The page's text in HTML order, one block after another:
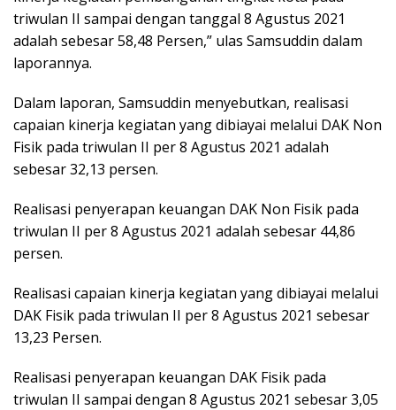
triwulan II sampai dengan tanggal 8 Agustus 2021
adalah sebesar 58,48 Persen,” ulas Samsuddin dalam
laporannya.
Dalam laporan, Samsuddin menyebutkan, realisasi
capaian kinerja kegiatan yang dibiayai melalui DAK Non
Fisik pada triwulan II per 8 Agustus 2021 adalah
sebesar 32,13 persen.
Realisasi penyerapan keuangan DAK Non Fisik pada
triwulan II per 8 Agustus 2021 adalah sebesar 44,86
persen.
Realisasi capaian kinerja kegiatan yang dibiayai melalui
DAK Fisik pada triwulan II per 8 Agustus 2021 sebesar
13,23 Persen.
Realisasi penyerapan keuangan DAK Fisik pada
triwulan II sampai dengan 8 Agustus 2021 sebesar 3,05